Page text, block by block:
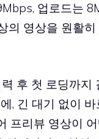
업로드는
의 영상을 원활
후 첫 로딩까지
, 긴 대기 없이
프리뷰 영상이